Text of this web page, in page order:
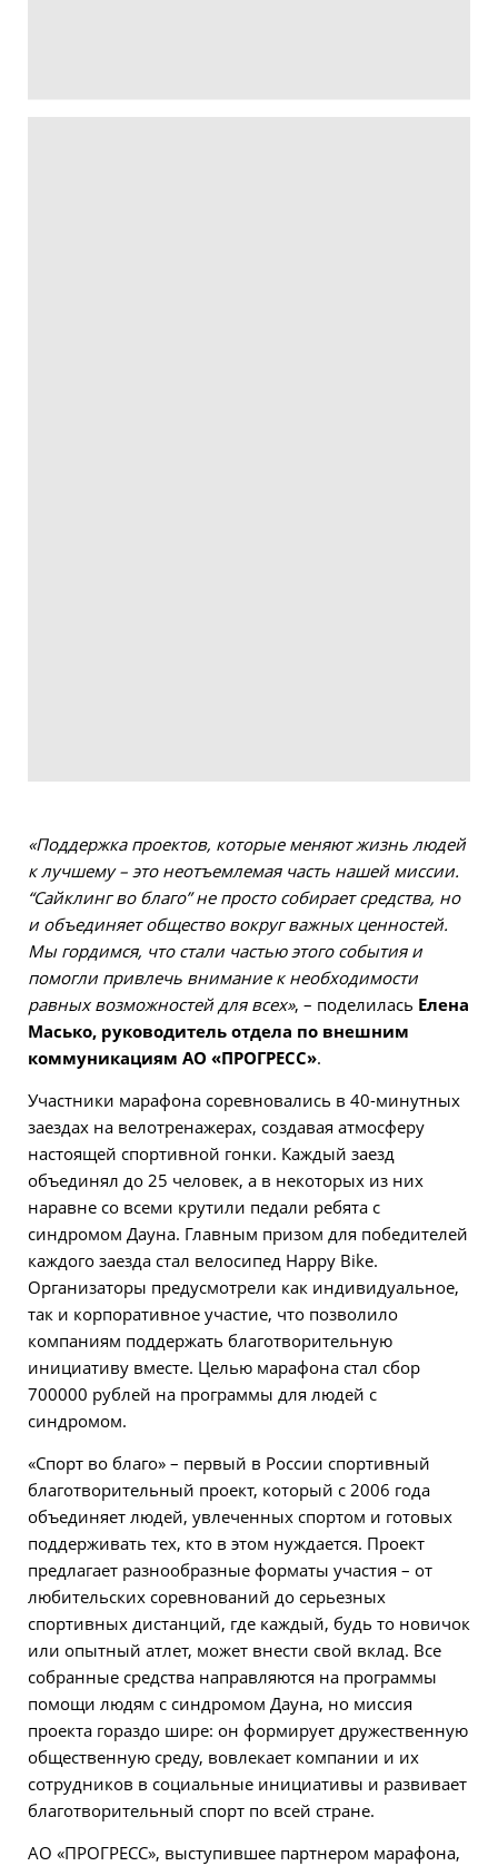
«Поддержка проектов, которые меняют жизнь людей
к лучшему – это неотъемлемая часть нашей миссии.
“Сайклинг во благо” не просто собирает средства, но
и объединяет общество вокруг важных ценностей.
Мы гордимся, что стали частью этого события и
помогли привлечь внимание к необходимости
равных возможностей для всех», – поделилась Елена
Масько, руководитель отдела по внешним
коммуникациям АО «ПРОГРЕСС».
Участники марафона соревновались в 40-минутных
заездах на велотренажерах, создавая атмосферу
настоящей спортивной гонки. Каждый заезд
объединял до 25 человек, а в некоторых из них
наравне со всеми крутили педали ребята с
синдромом Дауна. Главным призом для победителей
каждого заезда стал велосипед Happy Bike.
Организаторы предусмотрели как индивидуальное,
так и корпоративное участие, что позволило
компаниям поддержать благотворительную
инициативу вместе. Целью марафона стал сбор
700000 рублей на программы для людей с
синдромом.
«Спорт во благо» – первый в России спортивный
благотворительный проект, который с 2006 года
объединяет людей, увлеченных спортом и готовых
поддерживать тех, кто в этом нуждается. Проект
предлагает разнообразные форматы участия – от
любительских соревнований до серьезных
спортивных дистанций, где каждый, будь то новичок
или опытный атлет, может внести свой вклад. Все
собранные средства направляются на программы
помощи людям с синдромом Дауна, но миссия
проекта гораздо шире: он формирует дружественную
общественную среду, вовлекает компании и их
сотрудников в социальные инициативы и развивает
благотворительный спорт по всей стране.
АО «ПРОГРЕСС», выступившее партнером марафона,